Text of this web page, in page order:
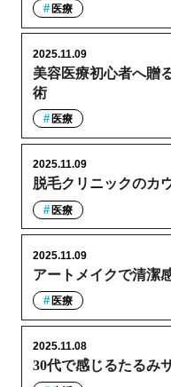
医療
美容医療初心者へ贈
術
2025.11.09
医療
脱毛クリニックのカ
2025.11.09
医療
アートメイクで清潔
2025.11.09
医療
30代で感じるたるみ
2025.11.08